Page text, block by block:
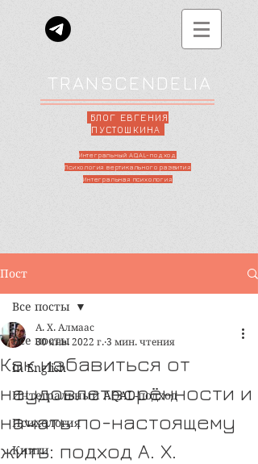
TRANSCENDELIA
БЛОГ ЕВГЕНИЯ
ПУСТОШКИНА
Интегральный AQAL-подход
Психология вертикального развития
Интегральная психология
Пост
Все посты
In English
Интегральный AQAL-подход
Психология
Книги
Все посты
Как избавиться от
неудовлетворённости и
начать по-настоящему
жить: подход А. Х.
А. Х. Алмаас
30 янв. 2022 г. 3 мин. чтения